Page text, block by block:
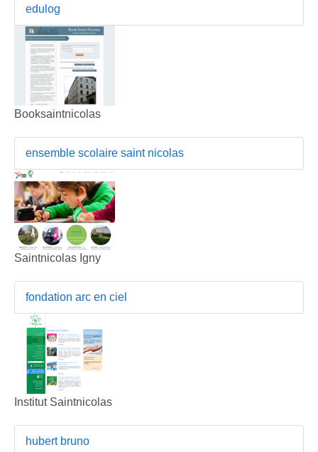
edulog
Booksaintnicolas
ensemble scolaire saint nicolas
Saintnicolas Igny
fondation arc en ciel
Institut Saintnicolas
hubert bruno